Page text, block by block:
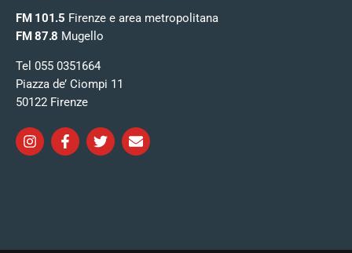
FM 101.5 Firenze e area metropolitana
FM 87.8 Mugello
Tel 055 0351664
Piazza de’ Ciompi 11
50122 Firenze